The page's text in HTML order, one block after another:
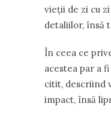
vieții de zi cu
detaliilor, însă
În ceea ce
acestea par a
citit, descriind
impact, însă